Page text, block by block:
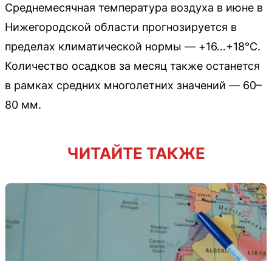
Среднемесячная температура воздуха в июне в
Нижегородской области прогнозируется в
пределах климатической нормы — +16…+18°C.
Количество осадков за месяц также останется
в рамках средних многолетних значений — 60–
80 мм.
ЧИТАЙТЕ ТАКЖЕ